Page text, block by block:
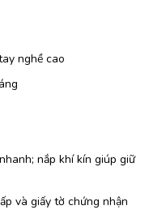
nghề cao
nắp khí kín giúp giữ
và giấy tờ chứng nhận